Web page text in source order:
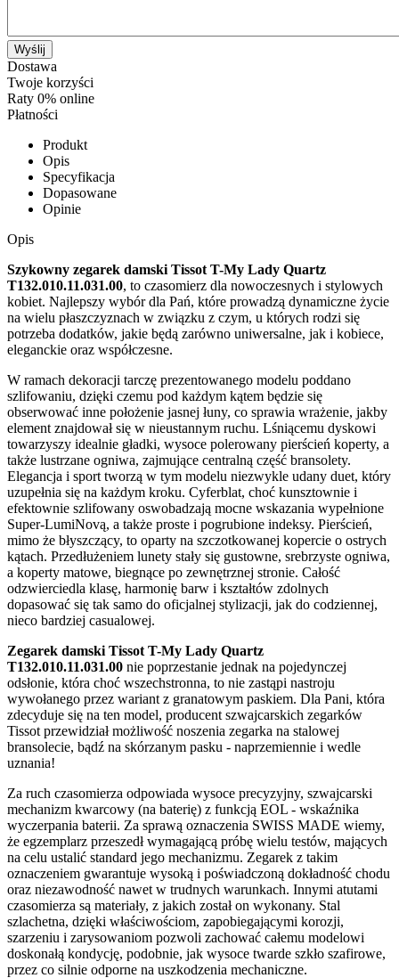
Wyślij
Dostawa
Twoje korzyści
Raty 0% online
Płatności
Produkt
Opis
Specyfikacja
Dopasowane
Opinie
Opis
Szykowny zegarek damski Tissot T-My Lady Quartz
T132.010.11.031.00, to czasomierz dla nowoczesnych i stylowych
kobiet. Najlepszy wybór dla Pań, które prowadzą dynamiczne życie
na wielu płaszczyznach w związku z czym, u których rodzi się
potrzeba dodatków, jakie będą zarówno uniwersalne, jak i kobiece,
eleganckie oraz współczesne.
W ramach dekoracji tarczę prezentowanego modelu poddano
szlifowaniu, dzięki czemu pod każdym kątem będzie się
obserwować inne położenie jasnej łuny, co sprawia wrażenie, jakby
element znajdował się w nieustannym ruchu. Lśniącemu dyskowi
towarzyszy idealnie gładki, wysoce polerowany pierścień koperty, a
także lustrzane ogniwa, zajmujące centralną część bransolety.
Elegancja i sport tworzą w tym modelu niezwykle udany duet, który
uzupełnia się na każdym kroku. Cyferblat, choć kunsztownie i
efektownie szlifowany oswobadzają mocne wskazania wypełnione
Super-LumiNovą, a także proste i pogrubione indeksy. Pierścień,
mimo że błyszczący, to oparty na szczotkowanej kopercie o ostrych
kątach. Przedłużeniem lunety stały się gustowne, srebrzyste ogniwa,
a koperty matowe, biegnące po zewnętrznej stronie. Całość
odzwierciedla klasę, harmonię barw i kształtów zdolnych
dopasować się tak samo do oficjalnej stylizacji, jak do codziennej,
nieco bardziej casualowej.
Zegarek damski Tissot T-My Lady Quartz
T132.010.11.031.00 nie poprzestanie jednak na pojedynczej
odsłonie, która choć wszechstronna, to nie zastąpi nastroju
wywołanego przez wariant z granatowym paskiem. Dla Pani, która
zdecyduje się na ten model, producent szwajcarskich zegarków
Tissot przewidział możliwość noszenia zegarka na stalowej
bransolecie, bądź na skórzanym pasku - naprzemiennie i wedle
uznania!
Za ruch czasomierza odpowiada wysoce precyzyjny, szwajcarski
mechanizm kwarcowy (na baterię) z funkcją EOL - wskaźnika
wyczerpania baterii. Za sprawą oznaczenia SWISS MADE wiemy,
że egzemplarz przeszedł wymagającą próbę wielu testów, mających
na celu ustalić standard jego mechanizmu. Zegarek z takim
oznaczeniem gwarantuje wysoką i poświadczoną dokładność chodu
oraz niezawodność nawet w trudnych warunkach. Innymi atutami
czasomierza są materiały, z jakich został on wykonany. Stal
szlachetna, dzięki właściwościom, zapobiegającymi korozji,
szarzeniu i zarysowaniom pozwoli zachować całemu modelowi
doskonałą kondycję, podobnie, jak wysoce twarde szkło szafirowe,
przez co silnie odporne na uszkodzenia mechaniczne.